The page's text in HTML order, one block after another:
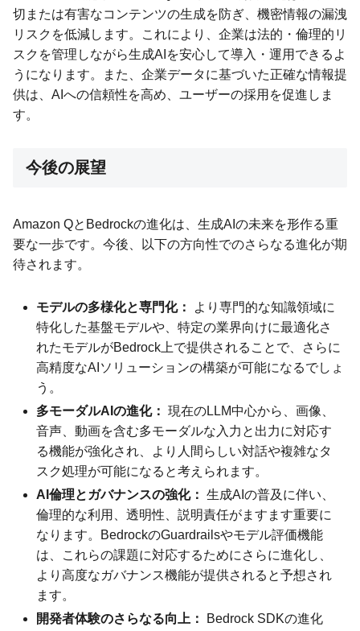
切または有害なコンテンツの生成を防ぎ、機密情報の漏洩
リスクを低減します。これにより、企業は法的・倫理的リ
スクを管理しながら生成AIを安心して導入・運用できるよ
うになります。また、企業データに基づいた正確な情報提
供は、AIへの信頼性を高め、ユーザーの採用を促進しま
す。
今後の展望
Amazon QとBedrockの進化は、生成AIの未来を形作る重
要な一歩です。今後、以下の方向性でのさらなる進化が期
待されます。
モデルの多様化と専門化：
より専門的な知識領域に
特化した基盤モデルや、特定の業界向けに最適化さ
れたモデルがBedrock上で提供されることで、さらに
高精度なAIソリューションの構築が可能になるでしょ
う。
多モーダルAIの進化： 現在のLLM中心から、画像、
音声、動画を含む多モーダルな入力と出力に対応す
る機能が強化され、より人間らしい対話や複雑なタ
スク処理が可能になると考えられます。
AI倫理とガバナンスの強化： 生成AIの普及に伴い、
倫理的な利用、透明性、説明責任がますます重要に
なります。BedrockのGuardrailsやモデル評価機能
は、これらの課題に対応するためにさらに進化し、
より高度なガバナンス機能が提供されると予想され
ます。
開発者体験のさらなる向上：
Bedrock SDKの進化